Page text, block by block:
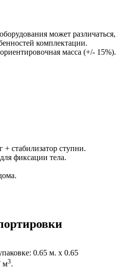
может
комплектации.
масса (+/- 15%).
стабилизатор ступни.
фиксации тела.
0.65 м. x 0.65
м3.